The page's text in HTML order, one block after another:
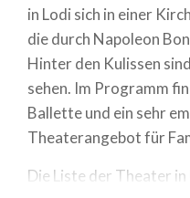
in Lodi sich in einer
die durch Napoleon
Hinter den Kulissen
sehen. Im Programm
Ballette und ein sehr
Theaterangebot für
Die Liste der Theater in